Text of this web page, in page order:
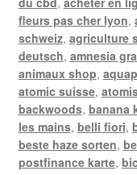
fleurs pas cher lyon,
schweiz, agriculture
deutsch, amnesia
animaux shop,
atomic suisse,
backwoods, banana
les mains, belli fiori,
beste haze sorten,
postfinance karte,